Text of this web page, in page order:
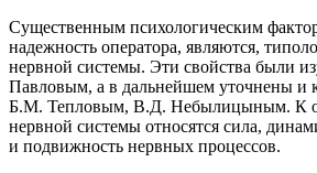
Существенным психологическим
надежность оператора, являются,
нервной системы. Эти свойства были
Павловым, а в дальнейшем уточнены и
Б.М. Тепловым, В.Д. Небылицыным. К
нервной системы относятся сила,
и подвижность нервных процессов.